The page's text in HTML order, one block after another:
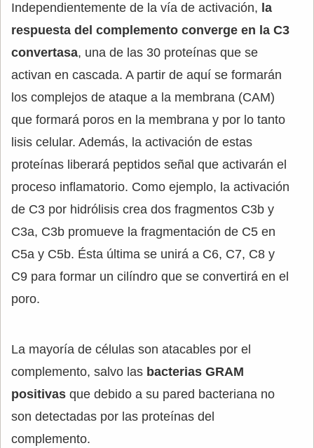
Independientemente de la vía de activación, la
respuesta del complemento converge en la C3
convertasa, una de las 30 proteínas que se
activan en cascada. A partir de aquí se formarán
los complejos de ataque a la membrana (CAM)
que formará poros en la membrana y por lo tanto
lisis celular. Además, la activación de estas
proteínas liberará peptidos señal que activarán el
proceso inflamatorio. Como ejemplo, la activación
de C3 por hidrólisis crea dos fragmentos C3b y
C3a, C3b promueve la fragmentación de C5 en
C5a y C5b. Ésta última se unirá a C6, C7, C8 y
C9 para formar un cilíndro que se convertirá en el
poro.
La mayoría de células son atacables por el
complemento, salvo las bacterias GRAM
positivas que debido a su pared bacteriana no
son detectadas por las proteínas del
complemento.